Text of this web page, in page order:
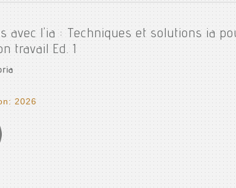
avec l'ia : Techniques et solutions ia
travail Ed. 1
2026